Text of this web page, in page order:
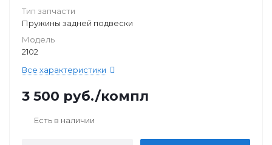
Тип запчасти
Пружины задней подвески
Модель
2102
Все характеристики
3 500 руб./компл
Есть в наличии